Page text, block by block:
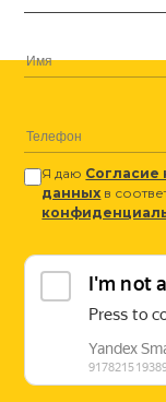
Я даю Согласие
данных в